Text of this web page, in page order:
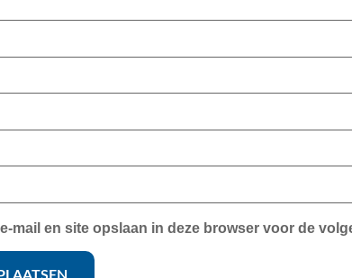
e-mail en site opslaan in deze browser voor de